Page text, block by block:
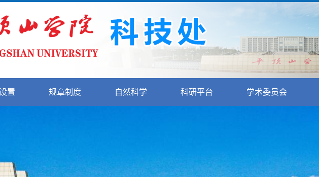
置 规章制度 自然科学 科研平台 学术委员会